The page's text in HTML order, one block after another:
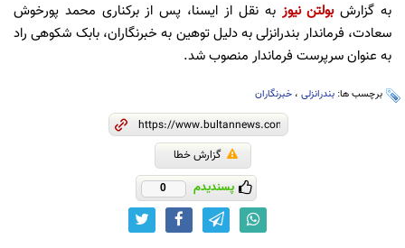
به گزارشبولتن نیوز به نقل از ایسنا، پس از برکناری محمد پورخوش
سعادت، فرماندار بندرانزلی به دلیل توهین به خبرنگاران، بابک شکوهی راد
به عنوان سرپرست فرماندار منصوب شد.
برچسب ها: بندرانزلی ، خبرنگاران
گزارش خطا
پسندیدم 0